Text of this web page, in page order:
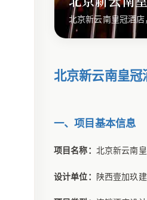
北京新云南皇冠酒
北京新云南皇冠
一、项目基本信息
项目名称： 北京新云南
设计单位： 陕西壹加玖